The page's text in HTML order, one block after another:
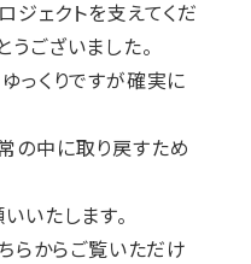
ェクトを支えてくだ
うございました。
ゆっくりですが確実に
の中に取り戻すため
いたします。
らからご覧いただけ